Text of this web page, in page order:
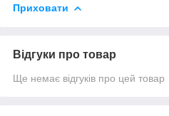
Приховати
Відгуки про товар
Ще немає відгуків про цей товар